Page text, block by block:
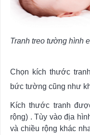
Tranh treo tường hình
Chọn kích thước
bức tường cũng như
Kích thước tranh
rộng) . Tùy vào địa
và chiều rộng khác